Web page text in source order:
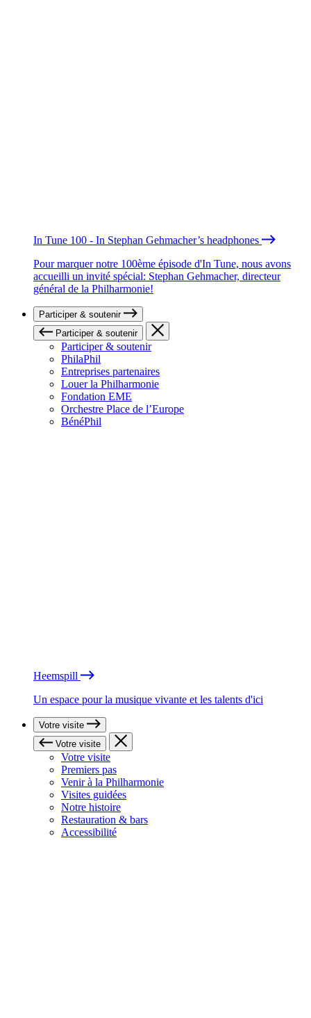
In Tune 100 - In Stephan Gehmacher’s headphones
Pour marquer notre 100ème épisode d'In Tune, nous avons
accueilli un invité spécial: Stephan Gehmacher, directeur
général de la Philharmonie!
Participer & soutenir
Participer & soutenir
Participer & soutenir
PhilaPhil
Entreprises partenaires
Louer la Philharmonie
Fondation EME
Orchestre Place de l’Europe
BénéPhil
Heemspill
Un espace pour la musique vivante et les talents d'ici
Votre visite
Votre visite
Votre visite
Premiers pas
Venir à la Philharmonie
Visites guidées
Notre histoire
Restauration & bars
Accessibilité